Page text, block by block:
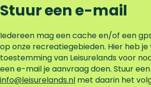
Stuur een e-mail
Iedereen mag een cache en/of een
op onze recreatiegebieden. Hier heb je
toestemming van Leisurelands voor
een e-mail je aanvraag doen. Stuur
info@leisurelands.nl met daarin het